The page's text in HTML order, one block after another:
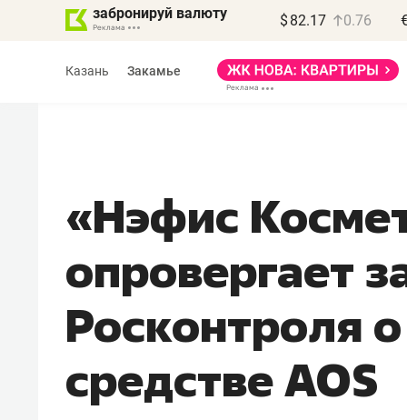
забронируй валюту $ 82.17 0.76
Казань Закамье
«Нэфис
опровергает
Росконтроля
средстве AOS